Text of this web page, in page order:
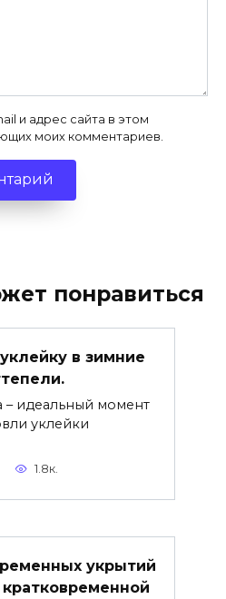
и адрес сайта в этом
моих комментариев.
понравиться
в зимние
– идеальный момент
уклейки
1.8к.
укрытий